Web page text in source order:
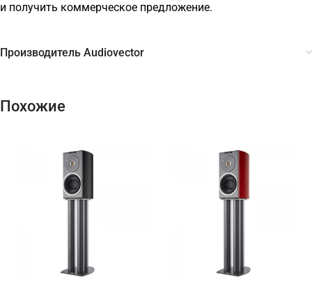
и получить коммерческое предложение.
Производитель Audiovector
Похожие